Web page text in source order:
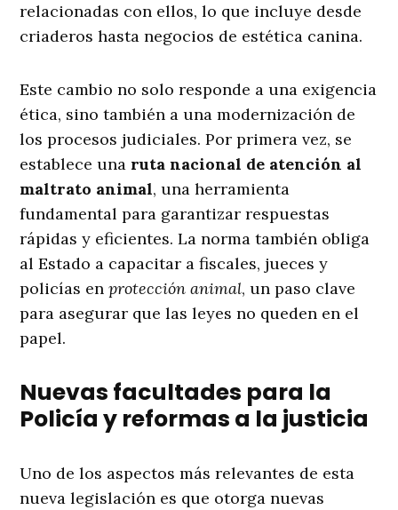
relacionadas con ellos, lo que incluye desde
criaderos hasta negocios de estética canina.
Este cambio no solo responde a una exigencia
ética, sino también a una modernización de
los procesos judiciales. Por primera vez, se
establece una ruta nacional de atención al
maltrato animal, una herramienta
fundamental para garantizar respuestas
rápidas y eficientes. La norma también obliga
al Estado a capacitar a fiscales, jueces y
policías enprotección animal, un paso clave
para asegurar que las leyes no queden en el
papel.
Nuevas facultades para la
Policía y reformas a la justicia
Uno de los aspectos más relevantes de esta
nueva legislación es que otorga nuevas